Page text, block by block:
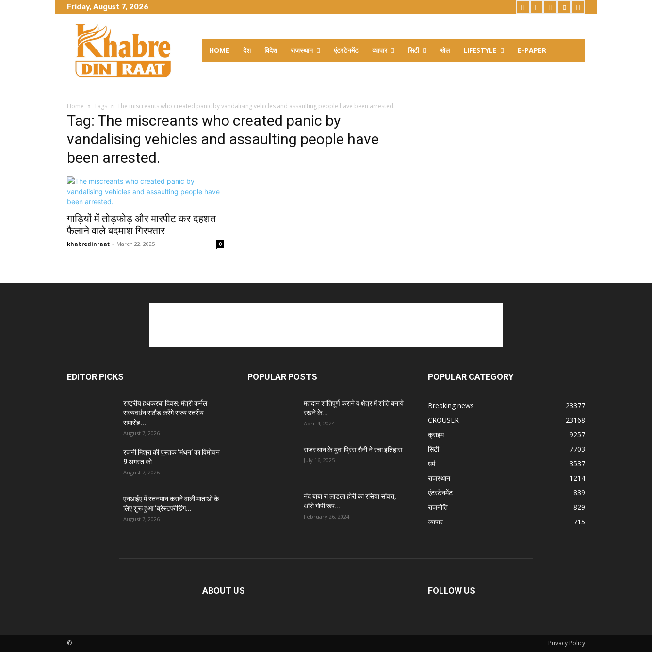
Friday, August 7, 2026
HOME देश विदेश राजस्थान एंटरटेनमेंट व्यापार सिटी खेल LIFESTYLE E-PAPER
Home Tags The miscreants who created panic by vandalising vehicles and assaulting people have been arrested.
Tag: The miscreants who created panic by
vandalising vehicles and assaulting people have
been arrested.
गाड़ियों में तोड़फोड़ और मारपीट कर दहशत
फैलाने वाले बदमाश गिरफ्तार
khabredinraat - March 22, 2025 0
EDITOR PICKS
राष्ट्रीय हथकरघा दिवस: मंत्री कर्नल
राज्यवर्धन राठौड़ करेंगे राज्य स्तरीय
समारोह...
August 7, 2026
रजनी मिश्रा की पुस्तक ‘मंथन’ का विमोचन
9 अगस्त को
August 7, 2026
एनआईए में स्तनपान कराने वाली माताओं के
लिए शुरू हुआ ‘ब्रेस्टफीडिंग...
August 7, 2026
POPULAR POSTS
मतदान शांतिपूर्ण कराने व क्षेत्र में शांति बनाये
रखने के...
April 4, 2024
राजस्थान के युवा प्रिंस सैनी ने रचा इतिहास
July 16, 2025
नंद बाबा रा लाडला होरी का रसिया सांवरा,
थांरो गोपी रूप...
February 26, 2024
POPULAR CATEGORY
Breaking news
23377
CROUSER
23168
क्राइम
9257
सिटी
7703
धर्म
3537
राजस्थान
1214
एंटरटेनमेंट
839
राजनीति
829
व्यापार
715
ABOUT US FOLLOW US
Privacy Policy
©